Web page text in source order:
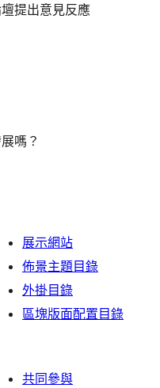
評
提出意見反應
嗎？
展示網站
佈景主題目錄
外掛目錄
區塊版面配置目錄
共同參與